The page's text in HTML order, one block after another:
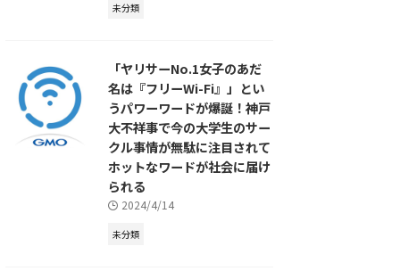
未分類
「ヤリサーNo.1女子のあだ
名は『フリーWi-Fi』」とい
うパワーワードが爆誕！神戸
大不祥事で今の大学生のサー
クル事情が無駄に注目されて
ホットなワードが社会に届け
られる
2024/4/14
未分類